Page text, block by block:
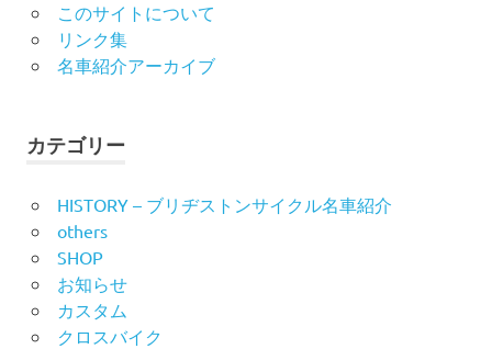
このサイトについて
リンク集
名車紹介アーカイブ
カテゴリー
HISTORY – ブリヂストンサイクル名車紹介
others
SHOP
お知らせ
カスタム
クロスバイク